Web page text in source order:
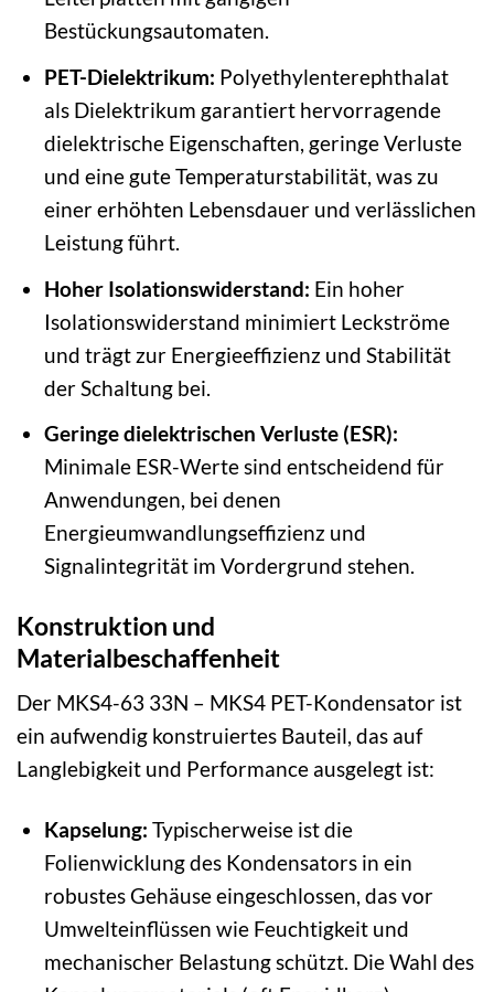
Bestückungsautomaten.
PET-Dielektrikum: Polyethylenterephthalat
als Dielektrikum garantiert hervorragende
dielektrische Eigenschaften, geringe Verluste
und eine gute Temperaturstabilität, was zu
einer erhöhten Lebensdauer und verlässlichen
Leistung führt.
Hoher Isolationswiderstand: Ein hoher
Isolationswiderstand minimiert Leckströme
und trägt zur Energieeffizienz und Stabilität
der Schaltung bei.
Geringe dielektrischen Verluste (ESR):
Minimale ESR-Werte sind entscheidend für
Anwendungen, bei denen
Energieumwandlungseffizienz und
Signalintegrität im Vordergrund stehen.
Konstruktion und
Materialbeschaffenheit
Der MKS4-63 33N – MKS4 PET-Kondensator ist
ein aufwendig konstruiertes Bauteil, das auf
Langlebigkeit und Performance ausgelegt ist:
Kapselung: Typischerweise ist die
Folienwicklung des Kondensators in ein
robustes Gehäuse eingeschlossen, das vor
Umwelteinflüssen wie Feuchtigkeit und
mechanischer Belastung schützt. Die Wahl des